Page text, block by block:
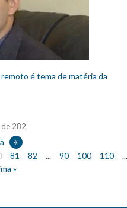
é tema de matéria da
de 282
«
81 82 ... 90 100 110 ...
»